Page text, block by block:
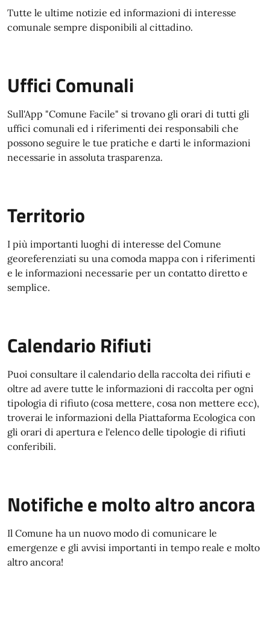
Tutte le ultime notizie ed informazioni di interesse
comunale sempre disponibili al cittadino.
Uffici Comunali
Sull'App "Comune Facile" si trovano gli orari di tutti gli
uffici comunali ed i riferimenti dei responsabili che
possono seguire le tue pratiche e darti le informazioni
necessarie in assoluta trasparenza.
Territorio
I più importanti luoghi di interesse del Comune
georeferenziati su una comoda mappa con i riferimenti
e le informazioni necessarie per un contatto diretto e
semplice.
Calendario Rifiuti
Puoi consultare il calendario della raccolta dei rifiuti e
oltre ad avere tutte le informazioni di raccolta per ogni
tipologia di rifiuto (cosa mettere, cosa non mettere ecc),
troverai le informazioni della Piattaforma Ecologica con
gli orari di apertura e l'elenco delle tipologie di rifiuti
conferibili.
Notifiche e molto altro ancora
Il Comune ha un nuovo modo di comunicare le
emergenze e gli avvisi importanti in tempo reale e molto
altro ancora!